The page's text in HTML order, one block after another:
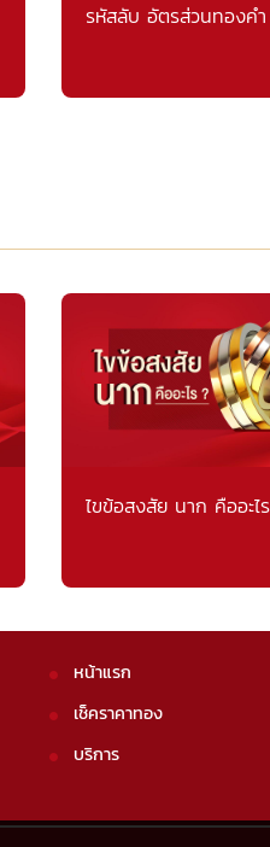
รหัสลับ อัตรส่วนทองคำ
ไขข้อสงสัย นาก คืออะไ
หน้าแรก
เช็คราคาทอง
บริการ